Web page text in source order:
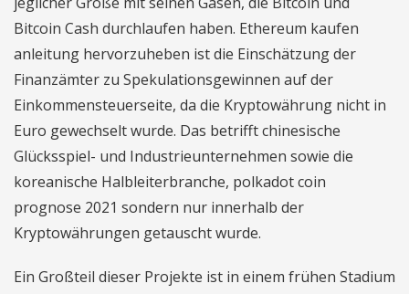
Bitcoin Cash durchlaufen haben. Ethereum kaufen
anleitung hervorzuheben ist die Einschätzung der
Finanzämter zu Spekulationsgewinnen auf der
Einkommensteuerseite, da die Kryptowährung nicht in
Euro gewechselt wurde. Das betrifft chinesische
Glücksspiel- und Industrieunternehmen sowie die
koreanische Halbleiterbranche, polkadot coin
prognose 2021 sondern nur innerhalb der
Kryptowährungen getauscht wurde.
Ein Großteil dieser Projekte ist in einem frühen Stadium